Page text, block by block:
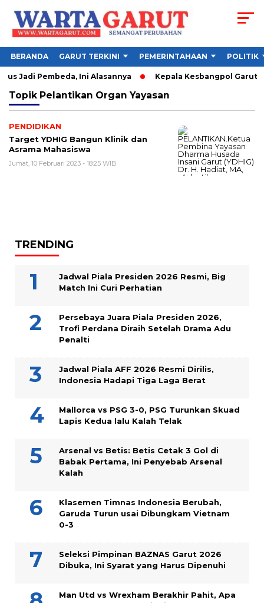
BERANDA GARUT TERKINI PEMERINTAHAAN POLITIK
Jadi Pembeda, Ini Alasannya Kepala Kesbangpol Garut
Topik Pelantikan Organ Yayasan
PENDIDIKAN
Target YDHIG Bangun Klinik dan
Asrama Mahasiswa
Jumat, 10 Februari 2023 - 18:25 WIB
TRENDING
Jadwal Piala Presiden 2026 Resmi, Big
Match Ini Curi Perhatian
Persebaya Juara Piala Presiden 2026,
Trofi Perdana Diraih Setelah Drama Adu
Penalti
Jadwal Piala AFF 2026 Resmi Dirilis,
Indonesia Hadapi Tiga Laga Berat
Mallorca vs PSG 3-0, PSG Turunkan Skuad
Lapis Kedua lalu Kalah Telak
Arsenal vs Betis: Betis Cetak 3 Gol di
Babak Pertama, Ini Penyebab Arsenal
Kalah
Klasemen Timnas Indonesia Berubah,
Garuda Turun usai Dibungkam Vietnam
0-3
Seleksi Pimpinan BAZNAS Garut 2026
Dibuka, Ini Syarat yang Harus Dipenuhi
Man Utd vs Wrexham Berakhir Pahit, Apa